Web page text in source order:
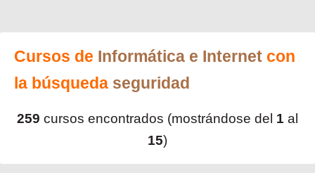
Cursos de Informática e Internet con
la búsqueda seguridad
259 cursos encontrados (mostrándose del 1 al
15)